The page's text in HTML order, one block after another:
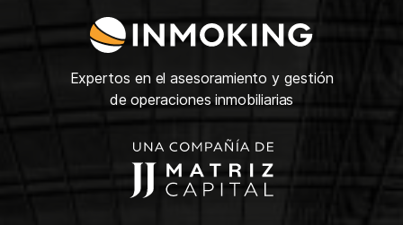
Expertos en el asesoramiento y gestión
de operaciones inmobiliarias